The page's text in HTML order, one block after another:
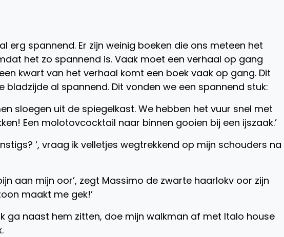
erg spannend. Er zijn weinig boeken die ons meteen het
het zo spannend is. Vaak moet een verhaal op gang
kwart van het verhaal komt een boek vaak op gang. Dit
al spannend. Dit vonden we een spannend stuk:
sloegen uit de spiegelkast. We hebben het vuur snel met
Een molotovcocktail naar binnen gooien bij een ijszaak.’
‘, vraag ik velletjes wegtrekkend op mijn schouders na
aan mijn oor’, zegt Massimo de zwarte haarlokv oor zijn
maakt me gek!’
ga naast hem zitten, doe mijn walkman af met Italo house